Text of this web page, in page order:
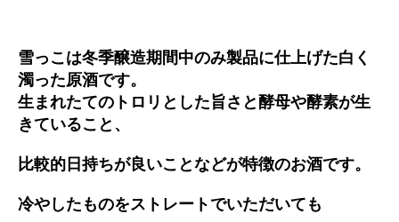
雪っこは冬季醸造期間中のみ製品に仕上げた白く
濁った原酒です。
生まれたてのトロリとした旨さと酵母や酵素が生
きていること、
比較的日持ちが良いことなどが特徴のお酒です。
冷やしたものをストレートでいただいても